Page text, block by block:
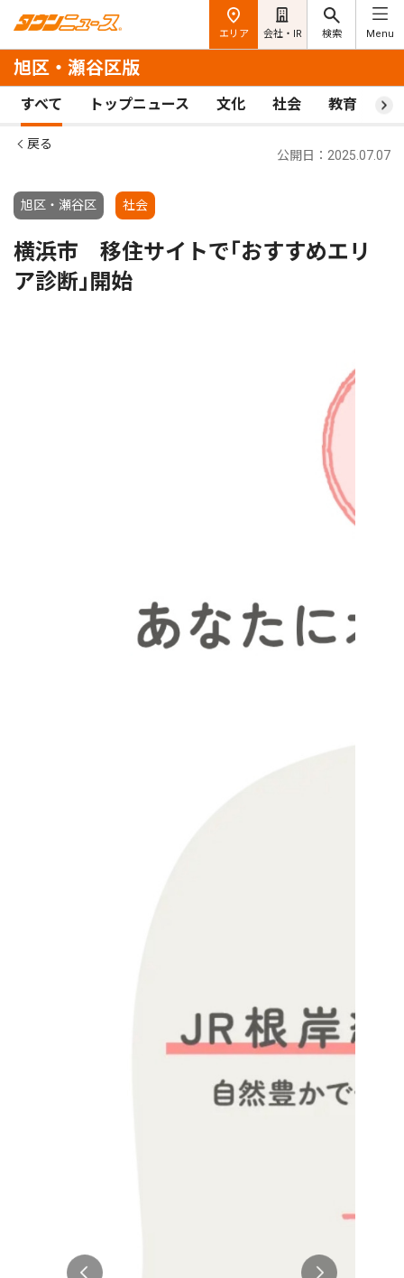
エリア 会社・IR 検索 Menu
旭区・瀬谷区版
すべて トップニュース 文化 社会 教育 ス
戻る
旭区・瀬谷区 社会
公開日：2025.07.07
横浜市 移住サイトで｢おすすめエリ
ア診断｣開始